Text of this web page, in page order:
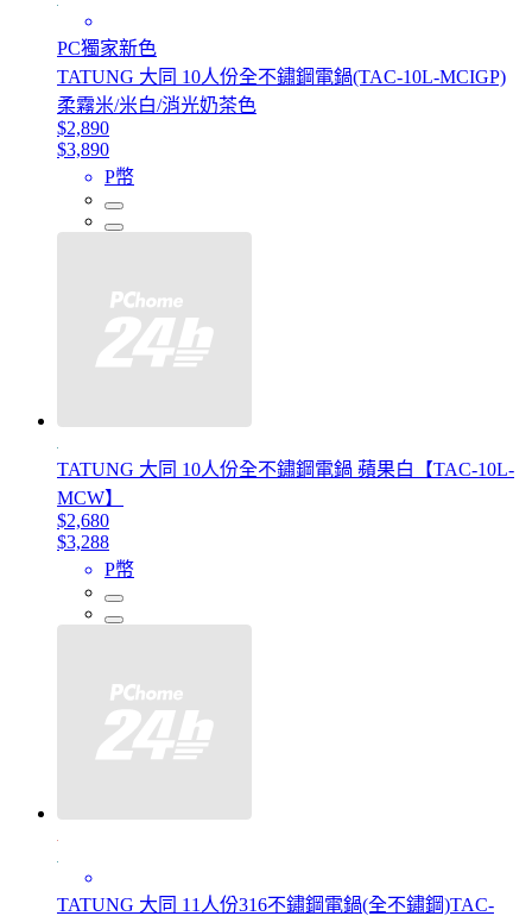
PC獨家新色
TATUNG 大同 10人份全不鏽鋼電鍋(TAC-10L-MCIGP)
柔霧米/米白/消光奶茶色
$2,890
$3,890
P幣
TATUNG 大同 10人份全不鏽鋼電鍋 蘋果白【TAC-10L-
MCW】
$2,680
$3,288
P幣
TATUNG 大同 11人份316不鏽鋼電鍋(全不鏽鋼)TAC-